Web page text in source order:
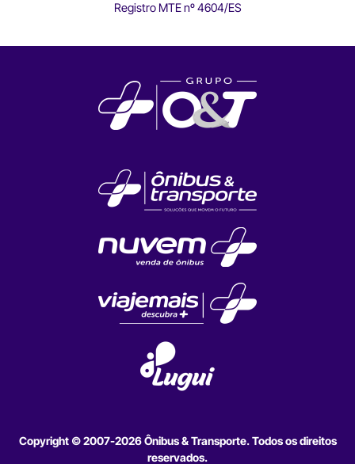
Registro MTE nº 4604/ES
Copyright © 2007-2026 Ônibus & Transporte. Todos os direitos
reservados.